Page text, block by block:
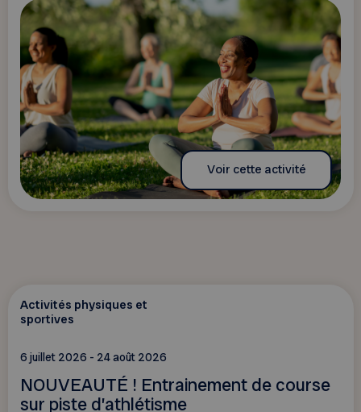
Voir cette activité
Activités physiques et
sportives
6 juillet 2026 - 24 août 2026
NOUVEAUTÉ ! Entrainement de course
sur piste d’athlétisme